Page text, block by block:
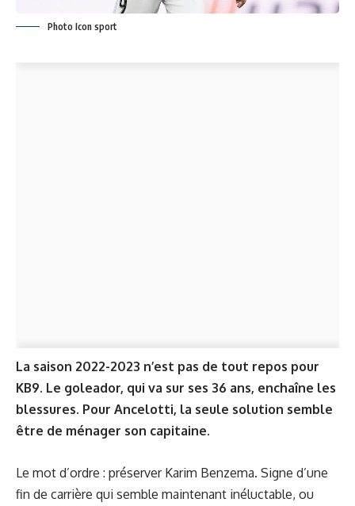
Photo Icon sport
La saison 2022-2023 n’est pas de tout repos pour
KB9. Le goleador, qui va sur ses 36 ans, enchaîne les
blessures. Pour Ancelotti, la seule solution semble
être de ménager son capitaine.
Le mot d’ordre : préserver Karim Benzema. Signe d’une
fin de carrière qui semble maintenant inéluctable, ou